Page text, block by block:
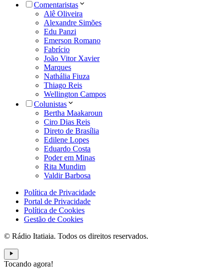
Comentaristas
Alê Oliveira
Alexandre Simões
Edu Panzi
Emerson Romano
Fabrício
João Vitor Xavier
Marques
Nathália Fiuza
Thiago Reis
Wellington Campos
Colunistas
Bertha Maakaroun
Ciro Dias Reis
Direto de Brasília
Edilene Lopes
Eduardo Costa
Poder em Minas
Rita Mundim
Valdir Barbosa
Política de Privacidade
Portal de Privacidade
Política de Cookies
Gestão de Cookies
© Rádio Itatiaia. Todos os direitos reservados.
Tocando agora!